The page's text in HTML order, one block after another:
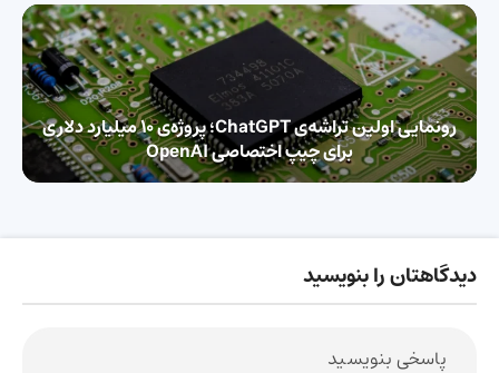
رونمایی اولین تراشه‌ی ChatGPT؛ پروژه‌ی ۱۰ میلیارد دلاری
برای چیپ اختصاصی OpenAI
دیدگاهتان را بنویسید